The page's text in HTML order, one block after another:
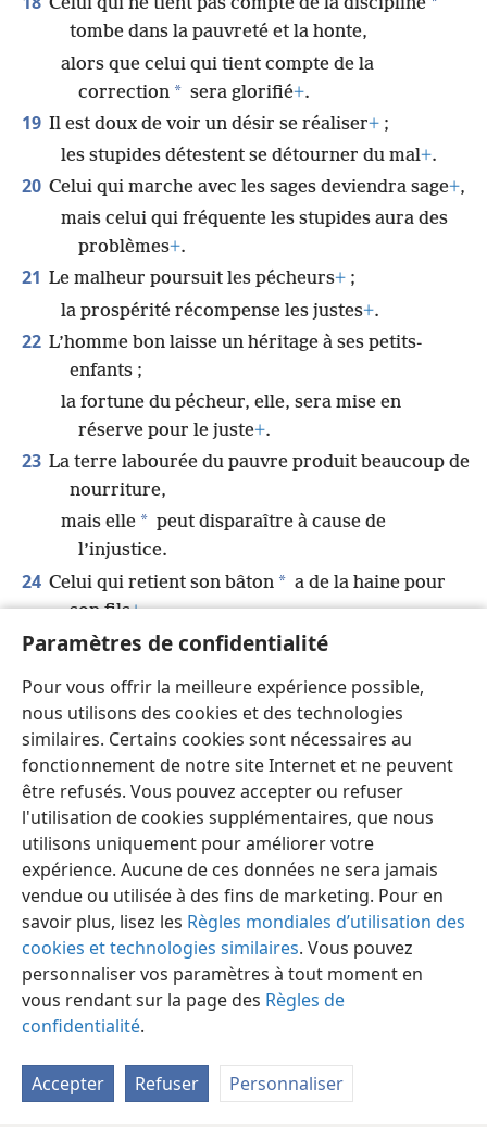
Paramètres de confidentialité
Pour vous offrir la meilleure expérience possible,
nous utilisons des cookies et des technologies
similaires. Certains cookies sont nécessaires au
fonctionnement de notre site Internet et ne peuvent
être refusés. Vous pouvez accepter ou refuser
l'utilisation de cookies supplémentaires, que nous
utilisons uniquement pour améliorer votre
expérience. Aucune de ces données ne sera jamais
vendue ou utilisée à des fins de marketing. Pour en
savoir plus, lisez les Règles mondiales d’utilisation des
cookies et technologies similaires. Vous pouvez
personnaliser vos paramètres à tout moment en
vous rendant sur la page des Règles de
confidentialité.
Accepter Refuser Personnaliser
Celui qui ne tient pas compte de la discipline
tombe dans la pauvreté et la honte,
alors que celui qui tient compte de la
correction * sera glorifié+.
19 Il est doux de voir un désir se réaliser+ ;
les stupides détestent se détourner du mal+.
20 Celui qui marche avec les sages deviendra sage+,
mais celui qui fréquente les stupides aura des
problèmes+.
21 Le malheur poursuit les pécheurs+ ;
la prospérité récompense les justes+.
22 L’homme bon laisse un héritage à ses petits-
enfants ;
la fortune du pécheur, elle, sera mise en
réserve pour le juste+.
23 La terre labourée du pauvre produit beaucoup de
nourriture,
mais elle * peut disparaître à cause de
l’injustice.
24 Celui qui retient son bâton * a de la haine pour
son fils+,
mais celui qui aime son fils veille à le
25 Le juste mange, et il est rassasié +
le méchant, lui, a le ventre vide+.
Français Partager Préférences
Copyright © 2026 Watch Tower Bible and Tract Society of Pennsylvania
Conditions d’utilisation
Règles de confidentialité
Paramètres de confidentialité
JW.ORG Se connecter